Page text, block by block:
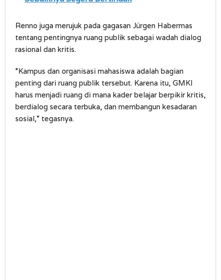
Renno juga merujuk pada gagasan Jürgen Habermas
tentang pentingnya ruang publik sebagai wadah dialog
rasional dan kritis.
“Kampus dan organisasi mahasiswa adalah bagian
penting dari ruang publik tersebut. Karena itu, GMKI
harus menjadi ruang di mana kader belajar berpikir kritis,
berdialog secara terbuka, dan membangun kesadaran
sosial,” tegasnya.